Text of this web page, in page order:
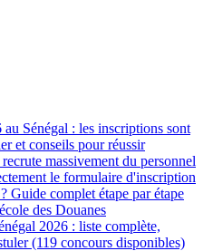
Sénégal : les inscriptions sont
et conseils pour réussir
massivement du personnel
le formulaire d'inscription
Guide complet étape par étape
des Douanes
2026 : liste complète,
(119 concours disponibles)